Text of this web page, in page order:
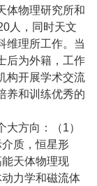
体物理研究所和
人，同时天文
维理所工作。当
后为外籍，工作
构开展学术交流
养和训练优秀的
大方向：（1）
介质，恒星形
天体物理现
力学和磁流体